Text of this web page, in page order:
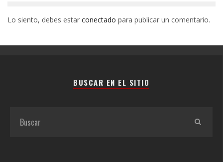
Lo siento, debes estar conectado para publicar un comentario.
BUSCAR EN EL SITIO